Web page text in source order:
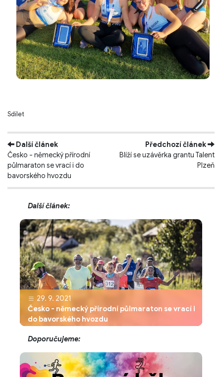
Sdílet
Další článek
Česko - německý přírodní
půlmaraton se vrací i do
bavorského hvozdu
Předchozí článek
Blíží se uzávěrka grantu Talent
Plzeň
Další článek:
29. 9. 2021
Česko - německý přírodní půlmaraton se vrací i
do bavorského hvozdu
Doporučujeme: